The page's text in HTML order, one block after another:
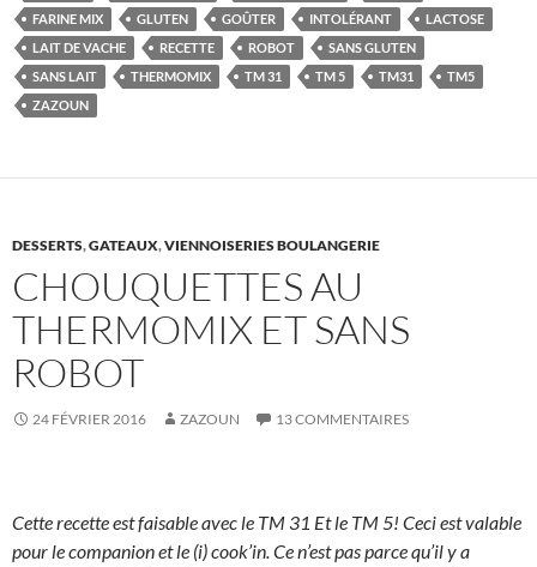
FARINE MIX GLUTEN GOÛTER INTOLÉRANT
LACTOSE
LAIT DE VACHE
RECETTE ROBOT
SANS GLUTEN
SANS LAIT
THERMOMIX TM 31 TM 5 TM31
TM5
ZAZOUN
DESSERTS,GATEAUX,VIENNOISERIES BOULANGERIE
CHOUQUETTES AU
THERMOMIX ET SANS
ROBOT
24 FÉVRIER 2016 ZAZOUN 13 COMMENTAIRES
Cette recette est faisable avec le TM 31 Et le TM 5! Ceci est valable
pour le companion et le (i) cook’in. Ce n’est pas parce qu’il y a